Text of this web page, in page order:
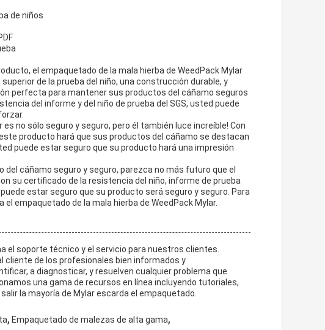
de niños
el empaquetado de la mala hierba de WeedPack Mylar
de la prueba del niño, una construcción durable, y
perfecta para mantener sus productos del cáñamo seguros
del informe y del niño de prueba del SGS, usted puede
no sólo seguro y seguro, pero él también luce increíble! Con
producto hará que sus productos del cáñamo se destacan
puede estar seguro que su producto hará una impresión
cáñamo seguro y seguro, parezca no más futuro que el
su certificado de la resistencia del niño, informe de prueba
estar seguro que su producto será seguro y seguro. Para
empaquetado de la mala hierba de WeedPack Mylar.
el soporte técnico y el servicio para nuestros clientes.
cliente de los profesionales bien informados y
a diagnosticar, y resuelven cualquier problema que
una gama de recursos en línea incluyendo tutoriales,
la mayoría de Mylar escarda el empaquetado.
, Empaquetado de malezas de alta gama,